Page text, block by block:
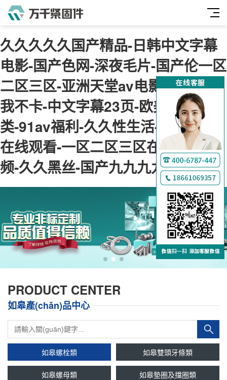
久久久久久国产精品-日韩中文字幕
电影-国产色网-深夜毛片-国产伦一区
二区三区-亚洲天堂av电影-神马午夜
我不卡-中文字幕23页-欧美综合另
类-91av福利-久久性生活-肉肉视频
在线观看-一区二区三区在线免费视
频-久久黑丝-国产九九九九
PRODUCT CENTER
如皋產(chǎn)品中心
如皋螺栓類 如皋雙頭牙條類
如皋螺母類 如皋墊圈及擋圈類